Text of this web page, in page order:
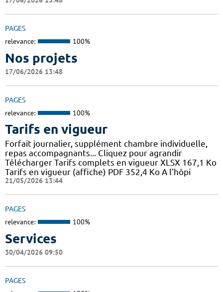
PAGES
relevance: 100%
Nos projets
17/06/2026 13:48
PAGES
relevance: 100%
Tarifs en vigueur
Forfait journalier, supplément chambre individuelle,
repas accompagnants... Cliquez pour agrandir
Télécharger Tarifs complets en vigueur XLSX 167,1 Ko
Tarifs en vigueur (affiche) PDF 352,4 Ko A l'hôpi
21/05/2026 13:44
PAGES
relevance: 100%
Services
30/04/2026 09:50
PAGES